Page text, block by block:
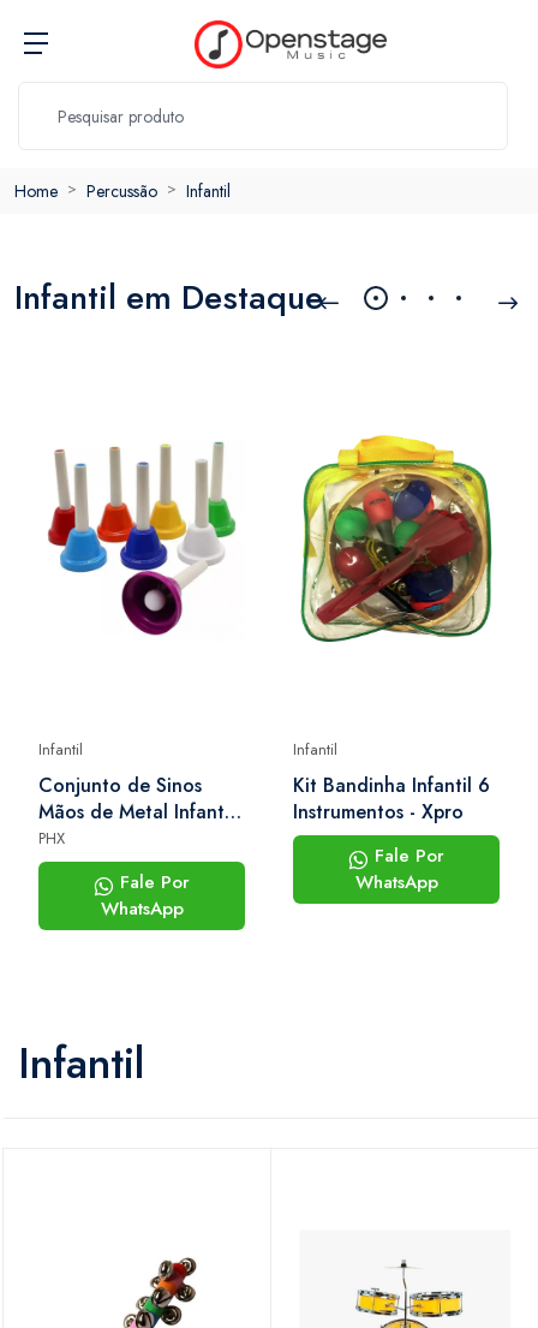
Home Percussão Infantil
Infantil em Destaque
Infantil
Conjunto de Sinos
Mãos de Metal Infantil
Phx Mini (8 Peças)
Escalas Diatônica
Colorido
PHX
Fale Por
WhatsApp
Infantil
Kit Bandinha Infantil 6
Instrumentos - Xpro
Fale Por
WhatsApp
Infantil